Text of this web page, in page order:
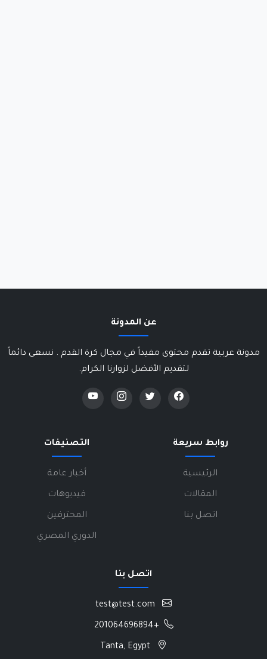
عن المدونة
مدونة عربية تقدم محتوى مفيداً في مجال كرة القدم . نسعى دائماً
لتقديم الأفضل لزوارنا الكرام.
روابط سريعة
الرئيسية
المقالات
اتصل بنا
التصنيفات
أخبار عامة
فيديوهات
المحترفين
الدوري المصري
اتصل بنا
+201064696894